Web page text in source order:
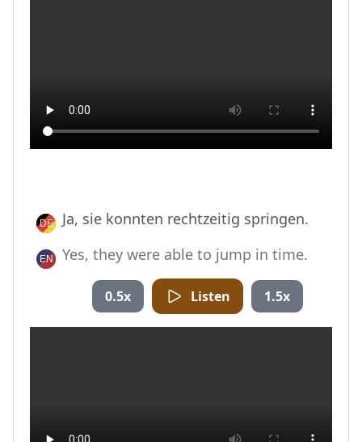
Ja, sie konnten rechtzeitig springen.
Yes, they were able to jump in time.
0.5x Listen 1.5x